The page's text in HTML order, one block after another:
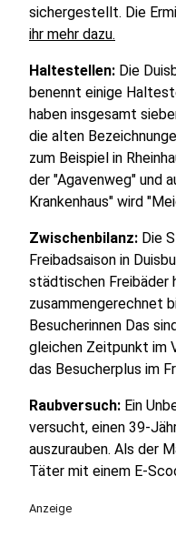
sichergestellt. Die
ihr mehr dazu.
Haltestellen: Die
benennt einige
haben insgesamt
die alten
zum Beispiel in
der "Agavenweg" und
Krankenhaus" wird
Zwischenbilanz: Die
Freibadsaison in
städtischen Freibäder
zusammengerechnet
Besucherinnen Das
gleichen Zeitpunkt im
das Besucherplus im
Raubversuch: Ein
versucht, einen 39-
auszurauben. Als der
Täter mit einem E-
Anzeige